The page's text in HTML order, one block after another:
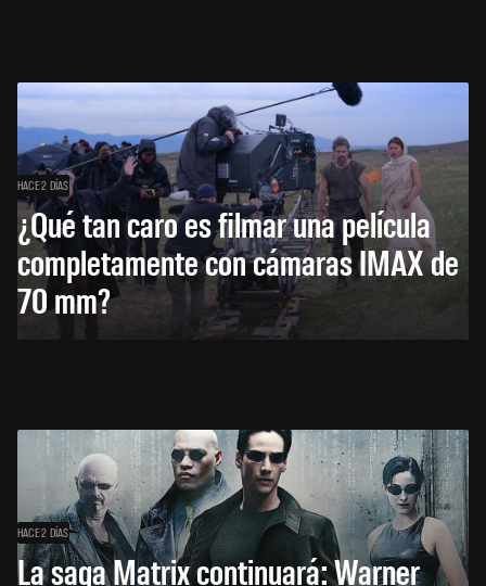
HACE 2 DÍAS
¿Qué tan caro es filmar una película
completamente con cámaras IMAX de
70 mm?
HACE 2 DÍAS
La saga Matrix continuará: Warner